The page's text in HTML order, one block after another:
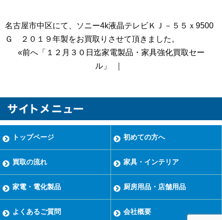
名古屋市中区にて、ソニー4k液晶テレビＫＪ－５５ｘ9500
Ｇ ２０１９年製をお買取りさせて頂きました。
«前へ「１２月３０日迄家電製品・家具強化買取セー
ル」
トップページ 初めての方へ
買取の流れ 家具・インテリア
家電・電化製品 厨房用品・店舗用品
よくあるご質問 会社概要